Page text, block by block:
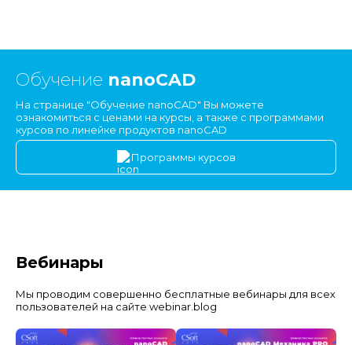
Обучение nanoCAD
На странице "Обучение nanoCAD" Вы можете
ознакомиться с ценами на курсы, а также с программами
курсов по линейке продуктов nanoCAD
Программы курсов
Вебинары
Мы проводим совершенно бесплатные вебинары для всех
пользователей на сайте webinar.blog